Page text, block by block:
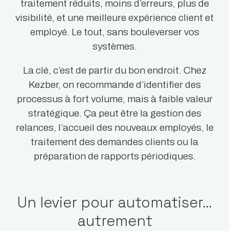
traitement réduits, moins d’erreurs, plus de
visibilité, et une meilleure expérience client et
employé. Le tout, sans bouleverser vos
systèmes.
La clé, c’est de partir du bon endroit. Chez
Kezber, on recommande d’identifier des
processus à fort volume, mais à faible valeur
stratégique. Ça peut être la gestion des
relances, l’accueil des nouveaux employés, le
traitement des demandes clients ou la
préparation de rapports périodiques.
Un levier pour automatiser…
autrement